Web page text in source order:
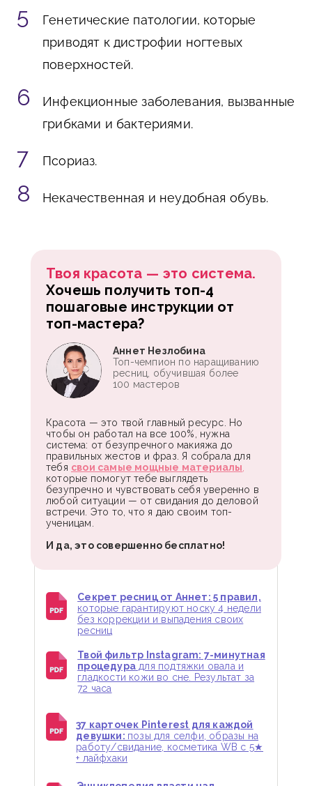
Генетические патологии, которые
приводят к дистрофии ногтевых
поверхностей.
Инфекционные заболевания, вызванные
грибками и бактериями.
Псориаз.
Некачественная и неудобная обувь.
Твоя красота — это система.
Хочешь получить топ-4
пошаговые инструкции от
топ-мастера?
Красота — это твой главный ресурс. Но
чтобы он работал на все 100%, нужна
система: от безупречного макияжа до
правильных жестов и фраз. Я собрала для
тебя свои самые мощные материалы
которые помогут тебе выглядеть
безупречно и чувствовать себя уверенно в
любой ситуации — от свидания до деловой
встречи. Это то, что я даю своим топ-
ученицам.
И да, это совершенно бесплатно!
Аннет Незлобина
Топ-чемпион по наращиванию
ресниц, обучившая более
100 мастеров
Секрет ресниц от Аннет: 5 правил,
которые гарантируют носку 4 недели
без коррекции и выпадения своих
ресниц
Твой фильтр Instagram: 7-минутная
процедурадля подтяжки овала и
гладкости кожи во сне. Результат за
72 часа
37 карточек Pinterest для каждой
девушки: позы для селфи, образы на
работу/свидание, косметика WB с 5★
+ лайфхаки